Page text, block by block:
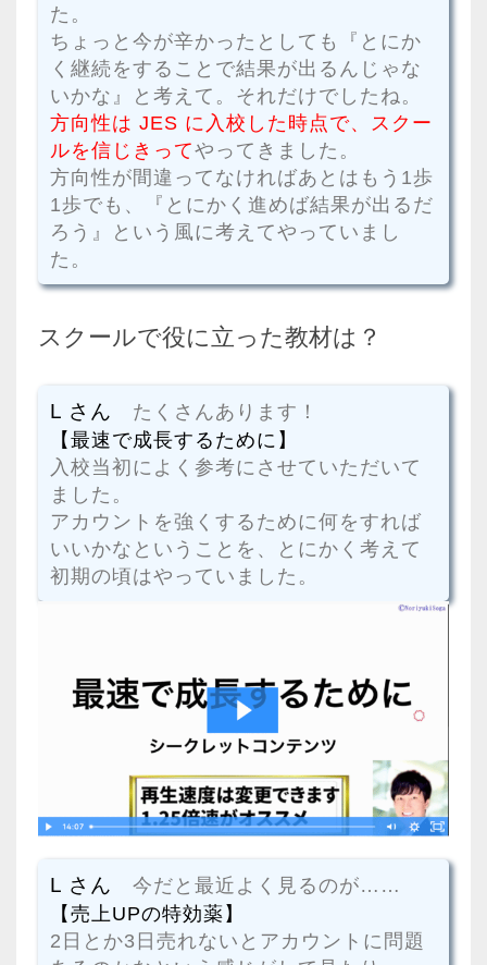
た。
ちょっと今が辛かったとしても『とにか
く継続をすることで結果が出るんじゃな
いかな』と考えて。それだけでしたね。
方向性は JES に入校した時点で、スクー
ルを信じきってやってきました。
方向性が間違ってなければあとはもう1歩
1歩でも、『とにかく進めば結果が出るだ
ろう』という風に考えてやっていまし
た。
スクールで役に立った教材は？
L さん たくさんあります！
【最速で成長するために】
入校当初によく参考にさせていただいて
ました。
アカウントを強くするために何をすれば
いいかなということを、とにかく考えて
初期の頃はやっていました。
L さん 今だと最近よく見るのが……
【売上UPの特効薬】
2日とか3日売れないとアカウントに問題